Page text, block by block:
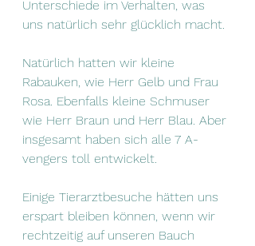
Unterschiede im Verhalten, was
uns natürlich sehr glücklich macht.
Natürlich hatten wir kleine
Rabauken, wie Herr Gelb und Frau
Rosa. Ebenfalls kleine Schmuser
wie Herr Braun und Herr Blau. Aber
insgesamt haben sich alle 7 A-
vengers toll entwickelt.
Einige Tierarztbesuche hätten uns
erspart bleiben können, wenn wir
rechtzeitig auf unseren Bauch